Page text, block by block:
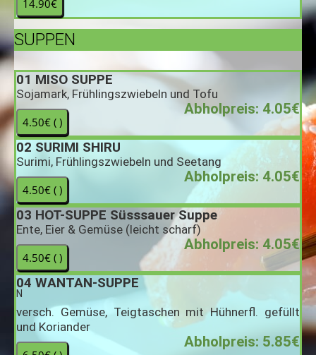
SUPPEN
01 MISO SUPPE
Sojamark, Frühlingszwiebeln und Tofu
Abholpreis: 4.05€
02 SURIMI SHIRU
Surimi, Frühlingszwiebeln und Seetang
Abholpreis: 4.05€
03 HOT-SUPPE Süsssauer Suppe
Ente, Eier & Gemüse (leicht scharf)
Abholpreis: 4.05€
04 WANTAN-SUPPE
N
versch. Gemüse, Teigtaschen mit Hühnerfl. gefüllt
und Koriander
Abholpreis: 5.85€